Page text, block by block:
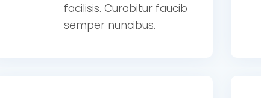
facilisis. Curabitur faucib
semper nuncibus.